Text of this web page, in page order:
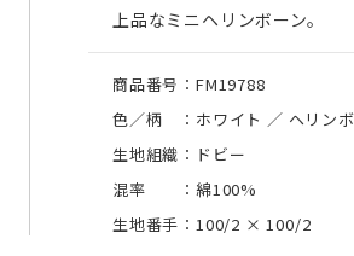
上品なミニヘリンボーン。
商品番号：FM19788
色／柄 ：ホワイト ／ ヘリン
生地組織：ドビー
混率 ：綿100%
生地番手：100/2 ×100/2